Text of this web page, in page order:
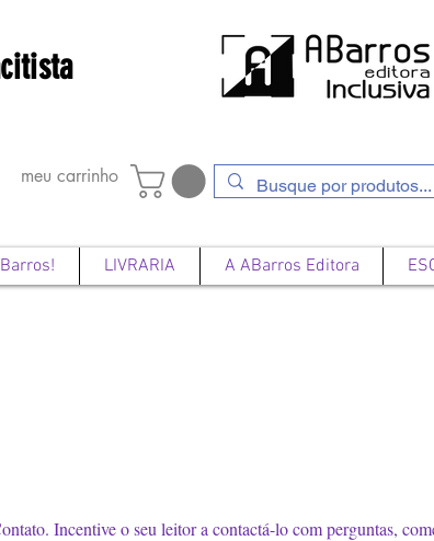
meu carrinho
LIVRARIA A ABarros Editora
Incentive o seu leitor a contactá-lo com perguntas,